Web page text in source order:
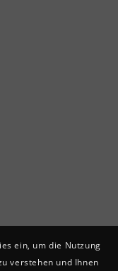
ein, um die Nutzung
verstehen und Ihnen